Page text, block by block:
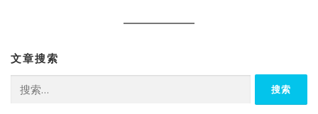
文章搜索
索：